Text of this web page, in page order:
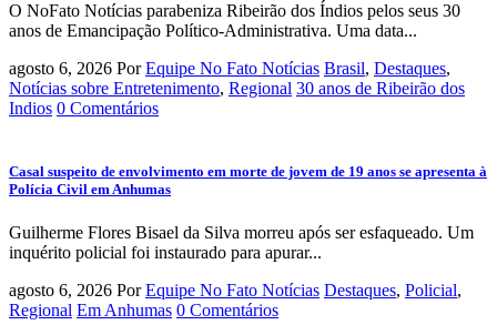
O NoFato Notícias parabeniza Ribeirão dos Índios pelos seus 30
anos de Emancipação Político-Administrativa. Uma data...
agosto 6, 2026 Por Equipe No Fato Notícias Brasil, Destaques,
Notícias sobre Entretenimento, Regional 30 anos de Ribeirão dos
Indios 0 Comentários
Casal suspeito de envolvimento em morte de jovem de 19 anos se apresenta à
Polícia Civil em Anhumas
Guilherme Flores Bisael da Silva morreu após ser esfaqueado. Um
inquérito policial foi instaurado para apurar...
agosto 6, 2026 Por Equipe No Fato Notícias Destaques, Policial,
Regional Em Anhumas 0 Comentários